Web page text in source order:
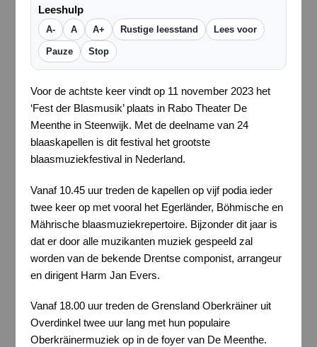
Leeshulp
A- A A+ Rustige leesstand Lees voor
Pauze Stop
Voor de achtste keer vindt op 11 november 2023 het
‘Fest der Blasmusik’ plaats in Rabo Theater De
Meenthe in Steenwijk. Met de deelname van 24
blaaskapellen is dit festival het grootste
blaasmuziekfestival in Nederland.
Vanaf 10.45 uur treden de kapellen op vijf podia ieder
twee keer op met vooral het Egerländer, Böhmische en
Mährische blaasmuziekrepertoire. Bijzonder dit jaar is
dat er door alle muzikanten muziek gespeeld zal
worden van de bekende Drentse componist, arrangeur
en dirigent Harm Jan Evers.
Vanaf 18.00 uur treden de Grensland Oberkräiner uit
Overdinkel twee uur lang met hun populaire
Oberkräinermuziek op in de foyer van De Meenthe.